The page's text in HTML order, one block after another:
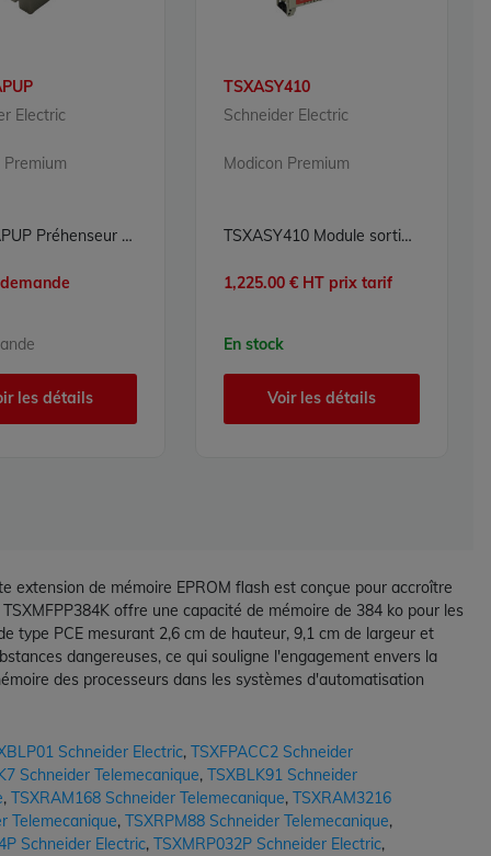
Electric
TSXPCAPUP Préhenseur de carte mémoire SRAM PCMCIA Modicon Premium Schneider Electric
les détails
TSXASY410
Schneider Electric
Modicon Premium
TSXASY410 Module sorties analogiques Modicon Premium Schneider Electric
1,225.00 € HT prix tarif
En stock
Voir les détails
extension de mémoire EPROM flash est conçue pour accroître
offre une capacité de mémoire de 384 ko pour les
type PCE mesurant 2,6 cm de hauteur, 9,1 cm de largeur et
dangereuses, ce qui souligne l'engagement envers la
des processeurs dans les systèmes d'automatisation
Schneider Electric, TSXFPACC2 Schneider
Schneider Telemecanique, TSXBLK91 Schneider
, TSXRAM168 Schneider Telemecanique, TSXRAM3216
Telemecanique, TSXRPM88 Schneider Telemecanique,
Schneider Electric, TSXMRP032P Schneider Electric,